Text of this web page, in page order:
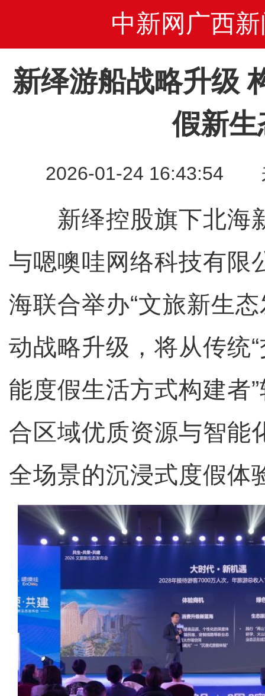
中新网广西新
新绎游船战略升级
假新生
2026-01-24 16:43:54
新绎控股旗下北海
与嗯噢哇网络科技有限
海联合举办“文旅新生
动战略升级，将从传统
能度假生活方式构建者
合区域优质资源与智能
全场景的沉浸式度假体